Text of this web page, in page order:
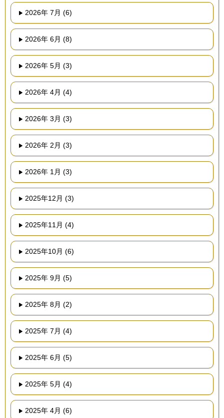
2026年 7月 (6)
2026年 6月 (8)
2026年 5月 (3)
2026年 4月 (4)
2026年 3月 (3)
2026年 2月 (3)
2026年 1月 (3)
2025年12月 (3)
2025年11月 (4)
2025年10月 (6)
2025年 9月 (5)
2025年 8月 (2)
2025年 7月 (4)
2025年 6月 (5)
2025年 5月 (4)
2025年 4月 (6)